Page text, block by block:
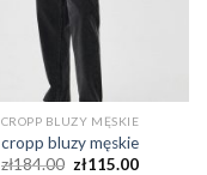
CROPP BLUZY MĘSKIE
cropp bluzy męskie
zł184.00 zł115.00